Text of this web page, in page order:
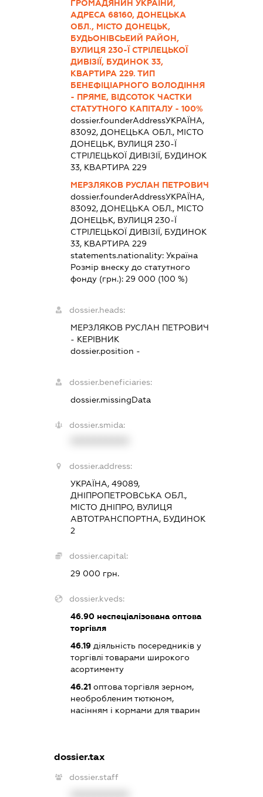
ГРОМАДЯНИН УКРАЇНИ,
АДРЕСА 68160, ДОНЕЦЬКА
ОБЛ., МІСТО ДОНЕЦЬК,
БУДЬОНІВСЬЕИЙ РАЙОН,
ВУЛИЦЯ 230-Ї СТРІЛЕЦЬКОЇ
ДИВІЗІЇ, БУДИНОК 33,
КВАРТИРА 229. ТИП
БЕНЕФІЦІАРНОГО ВОЛОДІННЯ
- ПРЯМЕ, ВІДСОТОК ЧАСТКИ
СТАТУТНОГО КАПІТАЛУ - 100%
dossier.founderAddressУКРАЇНА,
83092, ДОНЕЦЬКА ОБЛ., МІСТО
ДОНЕЦЬК, ВУЛИЦЯ 230-Ї
СТРІЛЕЦЬКОЇ ДИВІЗІЇ, БУДИНОК
33, КВАРТИРА 229
МЕРЗЛЯКОВ РУСЛАН ПЕТРОВИЧ
dossier.founderAddressУКРАЇНА,
83092, ДОНЕЦЬКА ОБЛ., МІСТО
ДОНЕЦЬК, ВУЛИЦЯ 230-Ї
СТРІЛЕЦЬКОЇ ДИВІЗІЇ, БУДИНОК
33, КВАРТИРА 229
statements.nationality: Україна
Розмір внеску до статутного
фонду (грн.): 29 000 (100 %)
dossier.heads:
МЕРЗЛЯКОВ РУСЛАН ПЕТРОВИЧ
- КЕРІВНИК
dossier.position -
dossier.beneficiaries:
dossier.missingData
dossier.smida:
dossier.address:
УКРАЇНА, 49089,
ДНІПРОПЕТРОВСЬКА ОБЛ.,
МІСТО ДНІПРО, ВУЛИЦЯ
АВТОТРАНСПОРТНА, БУДИНОК
2
dossier.capital:
29 000 грн.
dossier.kveds:
46.90неспеціалізована оптова
торгівля
46.19діяльність посередників у
торгівлі товарами широкого
асортименту
46.21оптова торгівля зерном,
необробленим тютюном,
насінням і кормами для тварин
dossier.tax
dossier.staff